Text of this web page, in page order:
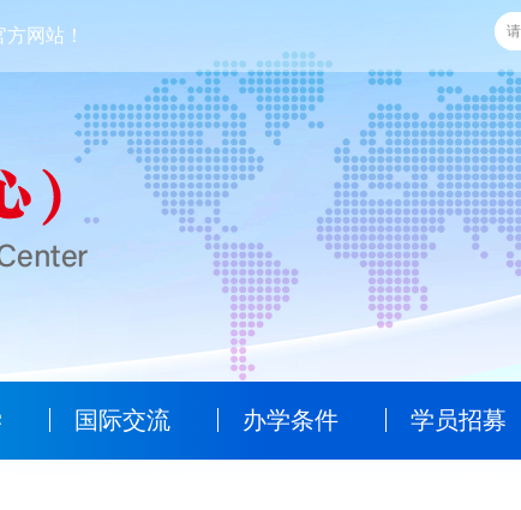
网站！
国际交流 办学条件 学员招募